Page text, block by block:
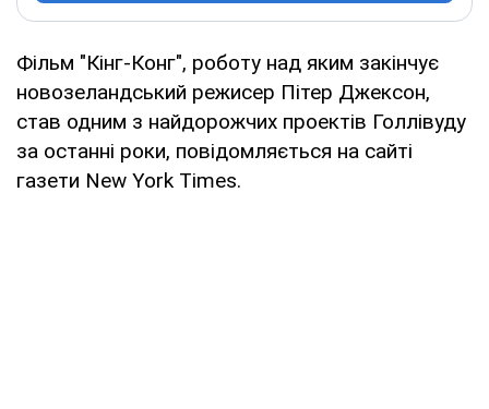
Фільм "Кінг-Конг", роботу над яким закінчує
новозеландський режисер Пітер Джексон,
став одним з найдорожчих проектів Голлівуду
за останні роки, повідомляється на сайті
газети New York Times.